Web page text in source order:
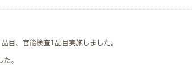
目、官能検査1品目実施しました。
。